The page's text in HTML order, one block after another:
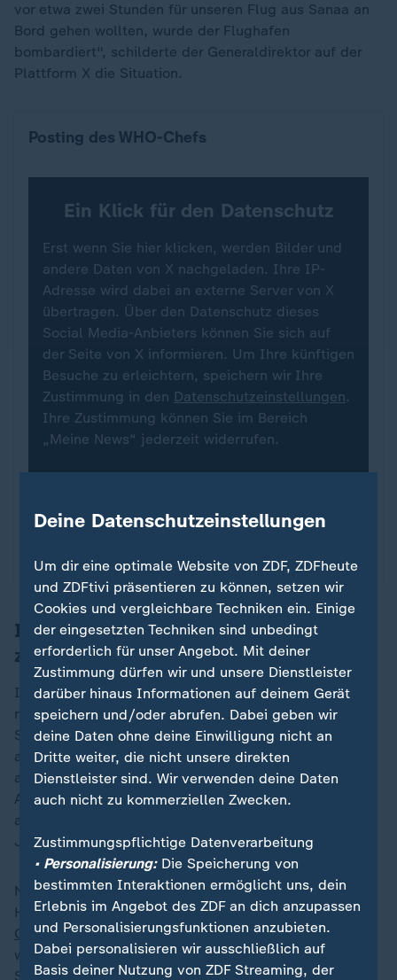
vor etwa zwei Stunden für unseren Flug aus Sanaa an
Bord gehen wollten, wurde der Flughafen
bombardiert", schilderte der Generaldirektor auf der
Plattform X die Situation.
Posting des WHO-Chefs
Ein Klick für den Datenschutz
Erst wenn Sie hier klicken, werden Bilder und
andere Daten von X nachgeladen. Ihre IP-
Adresse wird dabei an externe Server von X
übertragen. Über den Datenschutz dieses
Social Media-Anbieters können Sie sich auf
der Seite von X informieren. Um Ihre künftigen
Besuche zu erleichtern, speichern wir Ihre
Zustimmung in den Datenschutzeinstellungen.
Ihre Zustimmung können Sie im Bereich
„Meine News“ jederzeit widerrufen.
Datenschutzeinstellungen anpassen
Israel: Huthi schmuggeln Waffen über
zivile Infrastruktur
Israel warf der Huthi-Miliz vor, zivile Infrastruktur für
militärische Zwecke zu nutzen, etwa für den
Schmuggel von Waffen aus dem Iran. Sie habe
außerdem Israel wiederholt mit Drohnen und Raketen
angegriffen. Im Großraum Tel Aviv hatte es wegen der
Angriffe zuletzt häufig Raketenalarm gegeben, so
auch wieder in der Nacht nach Israels Gegenschlag im
Jemen.
Nachdem das israelische Militär die beiden
Hauptfeinde an seinen Landesgrenzen - die Hamas im
Gazastreifenund die Hisbollah imLibanon-
weitgehend besiegt hat und der Erzfeind Iran auch in
Syrienmit dem Sturz von Machthaber Baschar al-
Deine Datenschutzeinstellungen
Um dir eine optimale Website von ZDF, ZDFheute
und ZDFtivi präsentieren zu können, setzen wir
Cookies und vergleichbare Techniken ein. Einige
der eingesetzten Techniken sind unbedingt
erforderlich für unser Angebot. Mit deiner
Zustimmung dürfen wir und unsere Dienstleister
darüber hinaus Informationen auf deinem Gerät
speichern und/oder abrufen. Dabei geben wir
deine Daten ohne deine Einwilligung nicht an
Dritte weiter, die nicht unsere direkten
Dienstleister sind. Wir verwenden deine Daten
auch nicht zu kommerziellen Zwecken.
Zustimmungspflichtige Datenverarbeitung
• Personalisierung:Die Speicherung von
bestimmten Interaktionen ermöglicht uns, dein
Erlebnis im Angebot des ZDF an dich anzupassen
und Personalisierungsfunktionen anzubieten.
Dabei personalisieren wir ausschließlich auf
Basis deiner Nutzung von ZDF Streaming, der